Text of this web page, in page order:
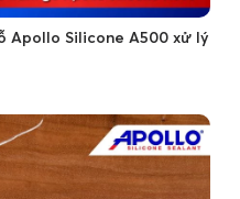
Apollo Silicone A500 xử lý